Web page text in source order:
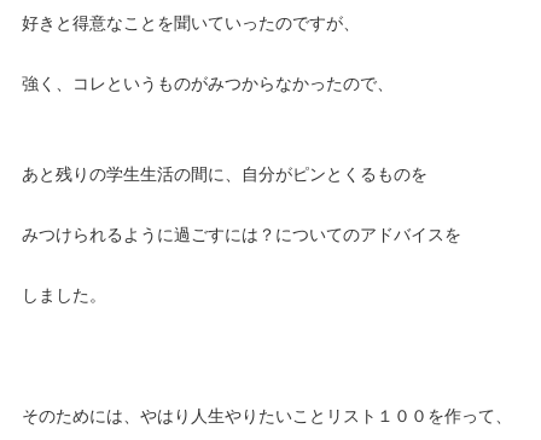
好きと得意なことを聞いていったのですが、
強く、コレというものがみつからなかったので、
あと残りの学生生活の間に、自分がピンとくるものを
みつけられるように過ごすには？についてのアドバイスを
しました。
そのためには、やはり人生やりたいことリスト１００を作って、